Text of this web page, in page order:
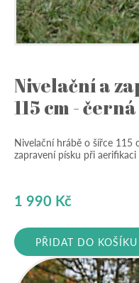
Nivelační a
115 cm - černá
Nivelační hrábě o šířce 115
zapravení písku při
1 990 Kč
PŘIDAT DO KOŠÍKU